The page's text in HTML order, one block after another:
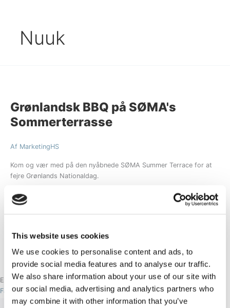
This website uses cookies
We use cookies to personalise content and ads, to
provide social media features and to analyse our traffic.
We also share information about your use of our site with
our social media, advertising and analytics partners who
may combine it with other information that you’ve
Nuuk
Grønlandsk BBQ på SØMA's
Sommerterrasse
Af MarketingHS
Kom og vær med på den nyåbnede SØMA Summer Terrace for at
fejre Grønlands Nationaldag.
på
SØMA's
Sommerterrasse
Læs mere "
Et stykke af Grønland
Facebook-f Instagram Linkedin